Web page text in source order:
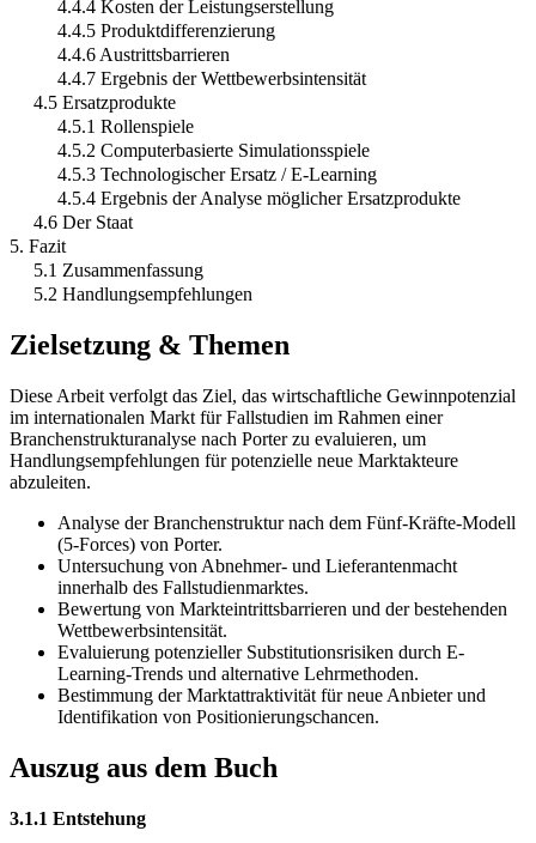
4.4.4 Kosten der Leistungserstellung
4.4.5 Produktdifferenzierung
4.4.6 Austrittsbarrieren
4.4.7 Ergebnis der Wettbewerbsintensität
4.5 Ersatzprodukte
4.5.1 Rollenspiele
4.5.2 Computerbasierte Simulationsspiele
4.5.3 Technologischer Ersatz / E-Learning
4.5.4 Ergebnis der Analyse möglicher Ersatzprodukte
4.6 Der Staat
5. Fazit
5.1 Zusammenfassung
5.2 Handlungsempfehlungen
Zielsetzung & Themen
Diese Arbeit verfolgt das Ziel, das wirtschaftliche Gewinnpotenzial
im internationalen Markt für Fallstudien im Rahmen einer
Branchenstrukturanalyse nach Porter zu evaluieren, um
Handlungsempfehlungen für potenzielle neue Marktakteure
abzuleiten.
Analyse der Branchenstruktur nach dem Fünf-Kräfte-Modell
(5-Forces) von Porter.
Untersuchung von Abnehmer- und Lieferantenmacht
innerhalb des Fallstudienmarktes.
Bewertung von Markteintrittsbarrieren und der bestehenden
Wettbewerbsintensität.
Evaluierung potenzieller Substitutionsrisiken durch E-
Learning-Trends und alternative Lehrmethoden.
Bestimmung der Marktattraktivität für neue Anbieter und
Identifikation von Positionierungschancen.
Auszug aus dem Buch
3.1.1 Entstehung